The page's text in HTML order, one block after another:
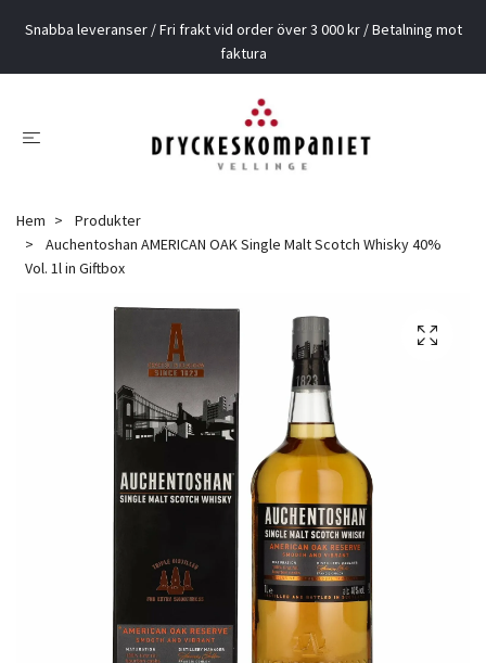
Snabba leveranser / Fri frakt vid order över 3 000 kr / Betalning mot
faktura
Hem
Produkter
Auchentoshan AMERICAN OAK Single Malt Scotch Whisky 40%
Vol. 1l in Giftbox